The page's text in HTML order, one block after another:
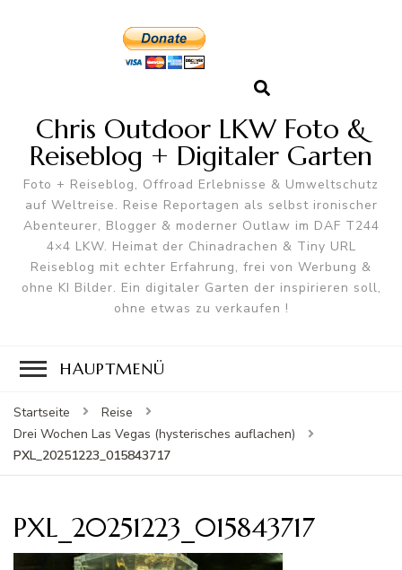
Chris Outdoor LKW Foto &
Reiseblog + Digitaler Garten
Foto + Reiseblog, Offroad Erlebnisse & Umweltschutz
auf Weltreise. Reise Reportagen als selbst ironischer
Abenteurer, Blogger & moderner Outlaw im DAF T244
4×4 LKW. Heimat der Chinadrachen & Tiny URL
Reiseblog mit echter Erfahrung, frei von Werbung &
ohne KI Bilder. Ein digitaler Garten der inspirieren soll,
ohne etwas zu verkaufen !
HAUPTMENÜ
Startseite
Reise
Drei Wochen Las Vegas (hysterisches auflachen)
PXL_20251223_015843717
PXL_20251223_015843717